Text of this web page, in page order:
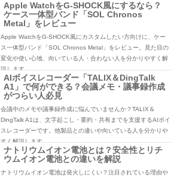
Apple WatchをG-SHOCK風にするなら？
ケース一体型バンド「SOL Chronos
Metal」をレビュー
Apple WatchをG-SHOCK風にカスタムしたい方向けに、ケー
ス一体型バンド「SOL Chronos Metal」をレビュー。見た目の
変化や使い心地、向いている人・合わない人を分かりやすく解
説します。
AIボイスレコーダー「TALIX＆DingTalk
A1」で何ができる？会議メモ・議事録作成
がつらい人必見
会議中のメモや議事録作成に悩んでいませんか？TALIX＆
DingTalk A1は、文字起こし・要約・共有までを支援するAIボイ
スレコーダーです。他製品との違いや向いている人を分かりや
すく解説します。
ナトリウムイオン電池とは？安全性とリチ
ウムイオン電池との違いを解説
ナトリウムイオン電池は発火しにくい？注目されている理由や